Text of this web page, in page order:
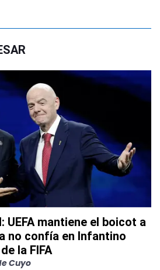
UEFA mantiene el boicot a
no confía en Infantino
la FIFA
Cuyo